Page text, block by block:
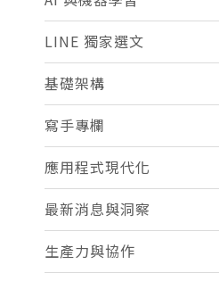
LINE 獨家選文
基礎架構
寫手專欄
應用程式現代化
最新消息與洞察
生產力與協作